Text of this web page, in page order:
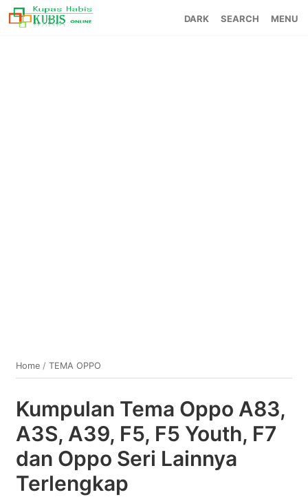
SEARCH MENU
Home /TEMA OPPO
Kumpulan Tema Oppo A83,
A3S, A39, F5, F5 Youth, F7
dan Oppo Seri Lainnya
Terlengkap